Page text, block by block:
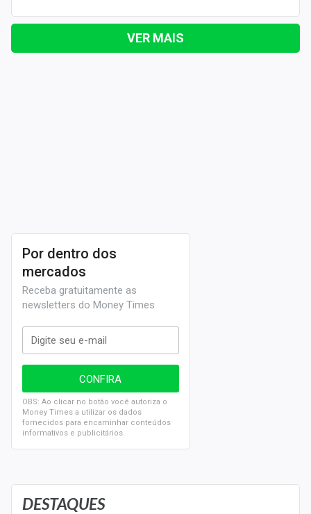
VER MAIS
DESTAQUES
Por dentro dos
mercados
Receba gratuitamente as
newsletters do Money Times
OBS: Ao clicar no botão você autoriza o
Money Times a utilizar os dados
fornecidos para encaminhar conteúdos
informativos e publicitários.